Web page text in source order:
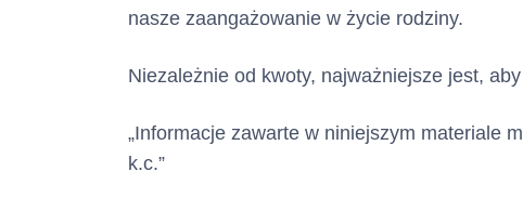
:
nasze zaangażowanie w życie rodziny.
Niezależnie od kwoty, najważniejsze jest,
„Informacje zawarte w niniejszym materiale
k.c.”